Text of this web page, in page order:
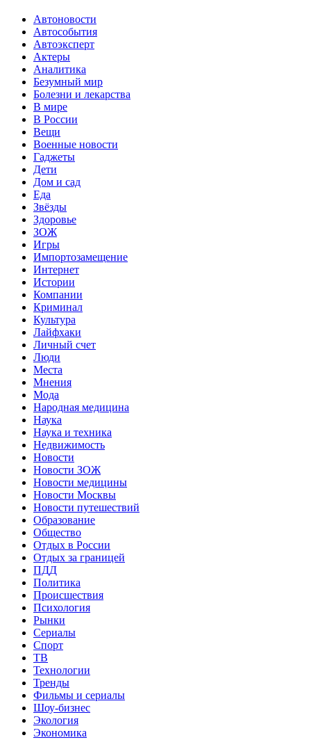
Автоновости
Автособытия
Автоэксперт
Актеры
Аналитика
Безумный мир
Болезни и лекарства
В мире
В России
Вещи
Военные новости
Гаджеты
Дети
Дом и сад
Еда
Звёзды
Здоровье
ЗОЖ
Игры
Импортозамещение
Интернет
Истории
Компании
Криминал
Культура
Лайфхаки
Личный счет
Люди
Места
Мнения
Мода
Народная медицина
Наука
Наука и техника
Недвижимость
Новости
Новости ЗОЖ
Новости медицины
Новости Москвы
Новости путешествий
Образование
Общество
Отдых в России
Отдых за границей
ПДД
Политика
Происшествия
Психология
Рынки
Сериалы
Спорт
ТВ
Технологии
Тренды
Фильмы и сериалы
Шоу-бизнес
Экология
Экономика